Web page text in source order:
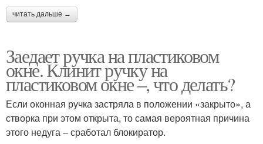
читать дальше →
Заедает ручка на пластиковом
окне. Клинит ручку на
пластиковом окне –, что делать?
Если оконная ручка застряла в положении «закрыто», а
створка при этом открыта, то самая вероятная причина
этого недуга – сработал блокиратор.